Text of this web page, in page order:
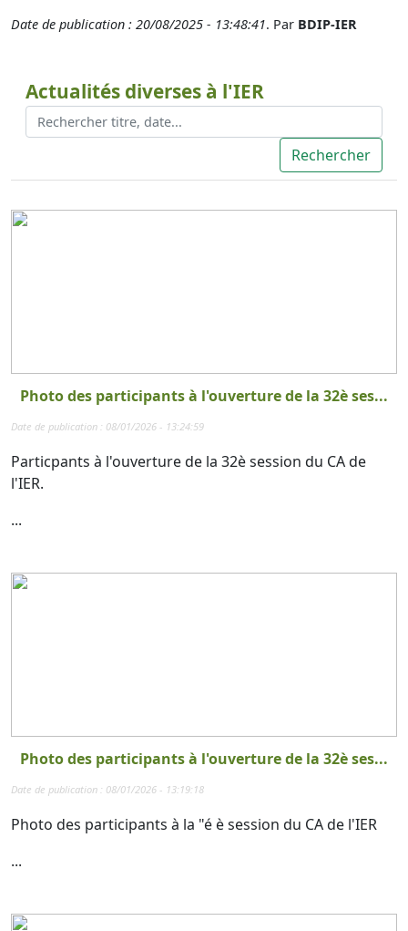
Date de publication : 20/08/2025 - 13:48:41. Par BDIP-IER
Actualités diverses à l'IER
Photo des participants à l'ouverture de la 32è ses...
Date de publication : 08/01/2026 - 13:24:59
Particpants à l'ouverture de la 32è session du CA de
l'IER.
...
Photo des participants à l'ouverture de la 32è ses...
Date de publication : 08/01/2026 - 13:19:18
Photo des participants à la "é è session du CA de l'IER
...